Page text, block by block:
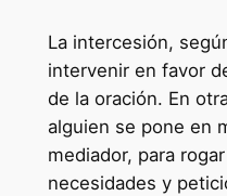
La intercesión,
intervenir en favor
de la oración. En
alguien se pone en
mediador, para
necesidades y